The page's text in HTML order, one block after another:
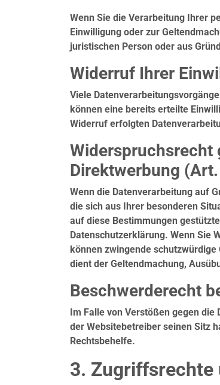
Wenn Sie die Verarbeitung Ihrer
Einwilligung oder zur
juristischen Person oder aus
Widerruf Ihrer
Viele
können eine bereits erteilte
Widerruf erfolgten
Widerspruchsrecht
Direktwerbung (Art.
Wenn die Datenverarbeitung auf
die sich aus Ihrer besonderen
auf diese Bestimmungen
Datenschutzerklärung. Wenn Sie
können zwingende
dient der Geltendmachung,
Beschwerderecht
Im Falle von Verstößen gegen die
der Websitebetreiber seinen Sitz
Rechtsbehelfe.
3. Zugriffsrechte